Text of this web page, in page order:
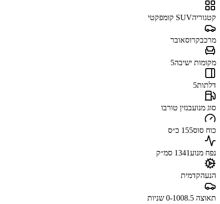
קטגוריהSUV קומפקטי
מרכבקרוסאובר
מקומות ישיבה5
דלתות5
סוג מנועבנזין טורבו
כוח סוס155 כ״ס
נפח מנוע1341 סמ״ק
הנעהקדמית
תאוצה 0-100 8.5 שניות